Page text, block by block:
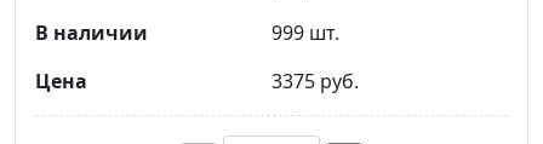
999 шт.
3375 руб.